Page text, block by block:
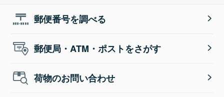
郵便番号を調べる
郵便局・ATM・ポストをさがす
荷物のお問い合わせ